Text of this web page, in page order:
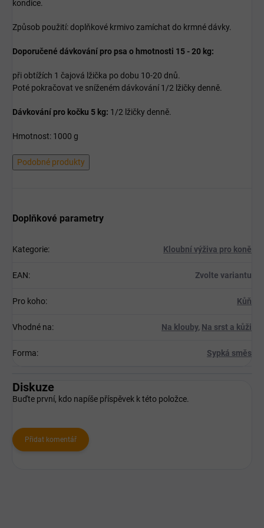
kondice.
Způsob použití: doplňkové krmivo zamíchat do krmné dávky.
Doporučené dávkování pro psa o hmotnosti 15 - 20 kg:
při obtížích 1 čajová lžička po dobu 10-20 dnů.
Poté pokračovat ve sníženém dávkování 1/2 lžičky denně.
Dávkování pro kočku 5 kg: 1/2 lžičky denně.
Hmotnost: 1000 g
Podobné produkty
Doplňkové parametry
Kategorie: Kloubní výživa pro koně
EAN: Zvolte variantu
Pro koho: Kůň
Vhodné na: Na klouby, Na srst a kůži
Forma: Sypká směs
Diskuze
Buďte první, kdo napíše příspěvek k této položce.
Přidat komentář